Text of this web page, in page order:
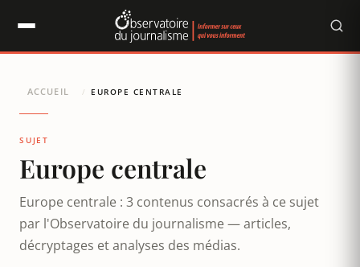
ACCUEIL / EUROPE CENTRALE
SUJET
Europe centrale
Europe centrale : 3 contenus consacrés à ce sujet
par l'Observatoire du journalisme — articles,
décryptages et analyses des médias.
Panneau de gestion des cookies